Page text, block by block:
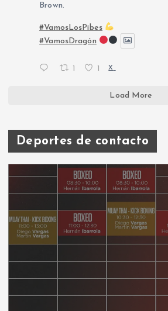
Brown.
#VamosLosPibes
#VamosDragón
X
Load More
Deportes de contacto